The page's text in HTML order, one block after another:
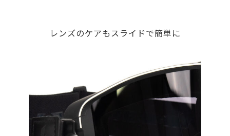
レンズのケアもスライドで簡単に